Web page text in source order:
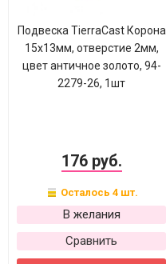
Подвеска TierraCast Корона
15х13мм, отверстие 2мм,
цвет античное золото, 94-
2279-26, 1шт
176 руб.
Осталось 4 шт.
В желания
Сравнить